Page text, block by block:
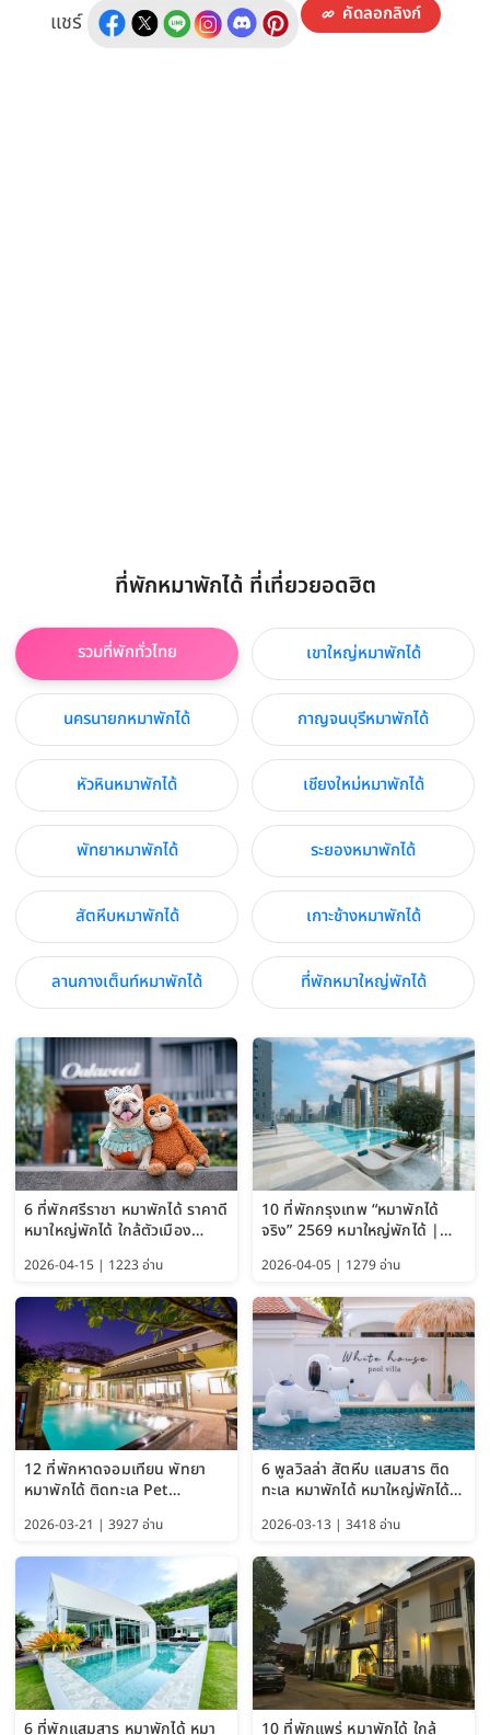
แชร์ คัดลอกลิงก์
ที่พักหมาพักได้ ที่เที่ยวยอดฮิต
รวมที่พักทั่วไทย เขาใหญ่หมาพักได้
นครนายกหมาพักได้ กาญจนบุรีหมาพักได้
หัวหินหมาพักได้ เชียงใหม่หมาพักได้
พัทยาหมาพักได้ ระยองหมาพักได้
สัตหีบหมาพักได้ เกาะช้างหมาพักได้
ลานกางเต็นท์หมาพักได้ ที่พักหมาใหญ่พักได้
6 ที่พักศรีราชา หมาพักได้ ราคาดี
หมาใหญ่พักได้ ใกล้ตัวเมือง
2026-04-15 | 1223 อ่าน
10 ที่พักกรุงเทพ “หมาพักได้
จริง” 2569 หมาใหญ่พักได้ |
Bangkok อัปเดตล่าสุด
2026-04-05 | 1279 อ่าน
12 ที่พักหาดจอมเทียน พัทยา
หมาพักได้ ติดทะเล Pet
Friendly ใกล้กรุงเทพ หมาใหญ่
พักได้ อัปเดต 2569
2026-03-21 | 3927 อ่าน
6 พูลวิลล่า สัตหีบ แสมสาร ติด
ทะเล หมาพักได้ หมาใหญ่พักได้
ใกล้เกาะแสมสาร 2569
2026-03-13 | 3418 อ่าน
6 ที่พักแสมสาร หมาพักได้ หมา 10 ที่พักแพร่ หมาพักได้ ใกล้